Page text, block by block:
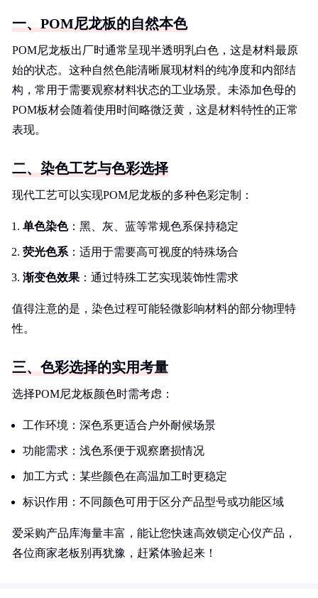
一、POM尼龙板的自然本色
POM尼龙板出厂时通常呈现半透明乳白色，这是材料最原
始的状态。这种自然色能清晰展现材料的纯净度和内部结
构，常用于需要观察材料状态的工业场景。未添加色母的
POM板材会随着使用时间略微泛黄，这是材料特性的正常
表现。
二、染色工艺与色彩选择
现代工艺可以实现POM尼龙板的多种色彩定制：
单色染色：黑、灰、蓝等常规色系保持稳定
荧光色系 ：适用于需要高可视度的特殊场合
渐变色效果 ：通过特殊工艺实现装饰性需求
值得注意的是，染色过程可能轻微影响材料的部分物理特
性。
三、色彩选择的实用考量
选择POM尼龙板颜色时需考虑：
工作环境：深色系更适合户外耐候场景
功能需求：浅色系便于观察磨损情况
加工方式：某些颜色在高温加工时更稳定
标识作用：不同颜色可用于区分产品型号或功能区域
爱采购产品库海量丰富，能让您快速高效锁定心仪产品，
各位商家老板别再犹豫，赶紧体验起来！